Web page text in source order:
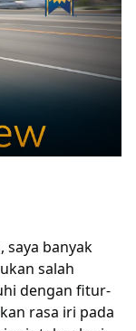
saya banyak
salah
dengan fitur-
rasa iri pada